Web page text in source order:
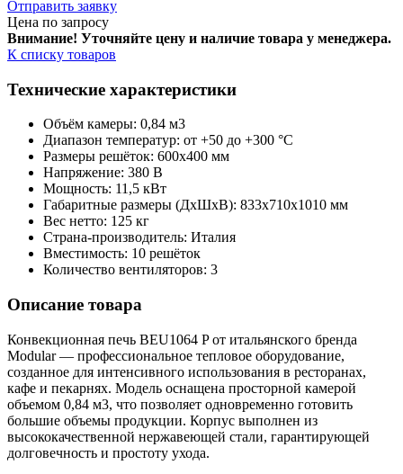
Отправить заявку
Цена по запросу
Внимание! Уточняйте цену и наличие товара у менеджера.
К списку товаров
Технические характеристики
Объём камеры: 0,84 м3
Диапазон температур: от +50 до +300 °С
Размеры решёток: 600x400 мм
Напряжение: 380 В
Мощность: 11,5 кВт
Габаритные размеры (ДхШхВ): 833x710x1010 мм
Вес нетто: 125 кг
Страна-производитель: Италия
Вместимость: 10 решёток
Количество вентиляторов: 3
Описание товара
Конвекционная печь BEU1064 P от итальянского бренда
Modular — профессиональное тепловое оборудование,
созданное для интенсивного использования в ресторанах,
кафе и пекарнях. Модель оснащена просторной камерой
объемом 0,84 м3, что позволяет одновременно готовить
большие объемы продукции. Корпус выполнен из
высококачественной нержавеющей стали, гарантирующей
долговечность и простоту ухода.